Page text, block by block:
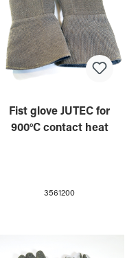
Fist glove JUTEC for
900°C contact heat
3561200